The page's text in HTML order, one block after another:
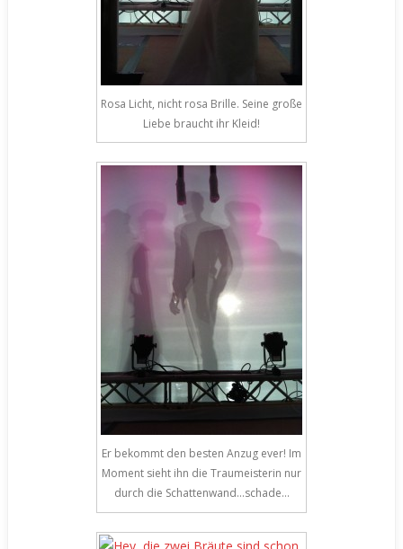
Rosa Licht, nicht rosa Brille. Seine große
Liebe braucht ihr Kleid!
Er bekommt den besten Anzug ever! Im
Moment sieht ihn die Traumeisterin nur
durch die Schattenwand…schade…